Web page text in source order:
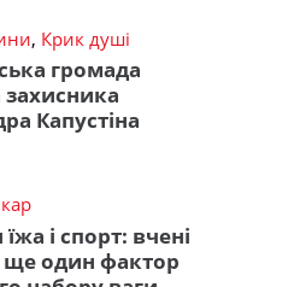
, Крик душі
громада
захисника
Капустіна
і спорт: вчені
один фактор